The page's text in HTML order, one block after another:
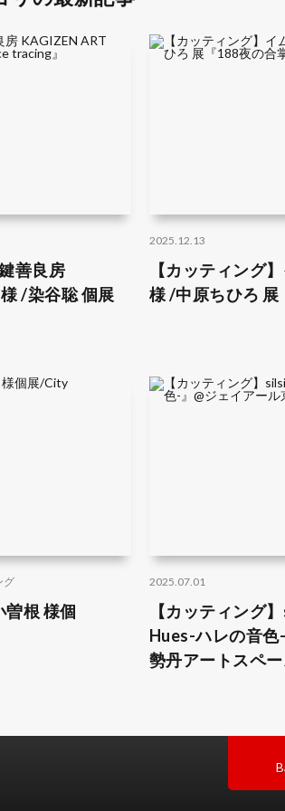
善良房
/染谷聡 個展
2025.12.13
【カッティング
様 /中原ちひろ 展
グ
曽根 様個
2025.07.01
【カッティング
Hues-ハレの音色
勢丹アートスペ